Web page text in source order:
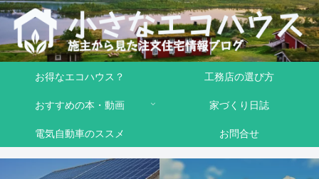
お得なエコハウス？
工務店の選び方
おすすめの本・動画
家づくり日誌
電気自動車のススメ
お問合せ